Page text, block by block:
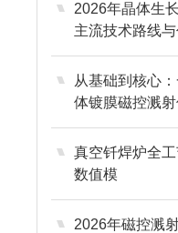
2026年晶体生
主流技术路线
析
从基础到核心
体镀膜磁控溅
些部分构成？
真空钎焊炉全
数值模
2026年磁控溅